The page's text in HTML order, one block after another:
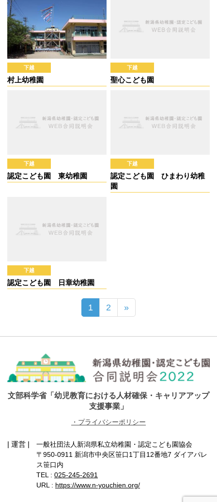
下越
村上幼稚園
下越
聖心こども園
下越
認定こども園 東幼稚園
下越
認定こども園 ひまわり幼稚
園
下越
認定こども園 日章幼稚園
1 2 »
文部科学省「幼児教育における人材確保・キャリアアップ
支援事業」
・プライバシーポリシー
| 運営 |
一般社団法人新潟県私立幼稚園・認定こども園協会
〒950-0911 新潟市中央区笹口1丁目12番地7 ダイアパレ
ス笹口内
TEL : 025-245-2691
URL : https://www.n-youchien.org/